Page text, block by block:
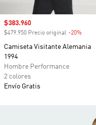
Precio de venta
$383.960
$479.950 Precio original -20%
Camiseta Visitante Alemania
1994
Hombre Performance
2 colores
Envío Gratis